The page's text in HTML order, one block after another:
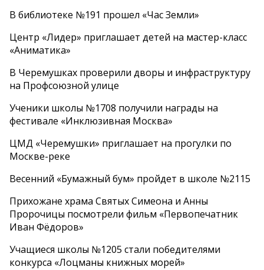
В библиотеке №191 прошел «Час Земли»
Центр «Лидер» приглашает детей на мастер-класс
«Аниматика»
В Черемушках проверили дворы и инфраструктуру
на Профсоюзной улице
Ученики школы №1708 получили награды на
фестивале «Инклюзивная Москва»
ЦМД «Черемушки» приглашает на прогулки по
Москве-реке
Весенний «Бумажный бум» пройдет в школе №2115
Прихожане храма Святых Симеона и Анны
Пророчицы посмотрели фильм «Первопечатник
Иван Фёдоров»
Учащиеся школы №1205 стали победителями
конкурса «Лоцманы книжных морей»